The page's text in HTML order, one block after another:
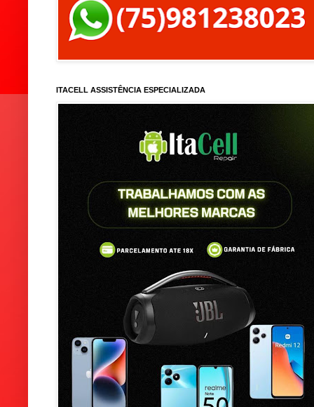
ITACELL ASSISTÊNCIA ESPECIALIZADA